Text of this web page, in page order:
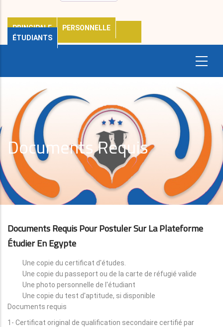
PRINCIPALE
PERSONNELLE
ÉTUDIANTS
Documents Requis
Documents Requis Pour Postuler Sur La Plateforme
Étudier En Egypte
Une copie du certificat d'études.
Une copie du passeport ou de la carte de réfugié valide
Une photo personnelle de l'étudiant
Une copie du test d'aptitude, si disponible
Documents requis
1- Certificat original de qualification secondaire certifié par